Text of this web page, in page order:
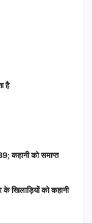
है
कहानी को समाप्त
खिलाड़ियों को कहानी